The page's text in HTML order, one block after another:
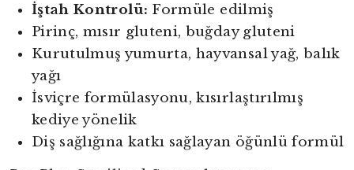
İştah Kontrolü: Formüle edilmiş
Pirinç, mısır gluteni, buğday gluteni
Kurutulmuş yumurta, hayvansal yağ, balık
yağı
İsviçre formülasyonu, kısırlaştırılmış
kediye yönelik
Diş sağlığına katkı sağlayan öğünlü formül